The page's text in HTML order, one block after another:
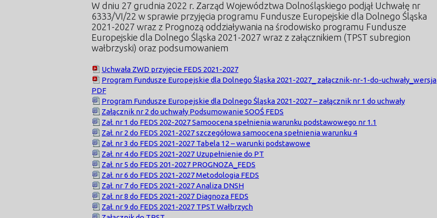
W dniu 27 grudnia 2022 r. Zarząd Województwa Dolnośląskiego podjął Uchwałę nr
6333/VI/22 w sprawie przyjęcia programu Fundusze Europejskie dla Dolnego Śląska
2021-2027 wraz z Prognozą oddziaływania na środowisko programu Fundusze
Europejskie dla Dolnego Śląska 2021-2027 wraz z załącznikiem (TPST subregion
wałbrzyski) oraz podsumowaniem
Uchwała ZWD przyjęcie FEDS 2021-2027
Program Fundusze Europejskie dla Dolnego Śląska 2021-2027_ załącznik-nr-1-do-uchwały_wersja
PDF
Program Fundusze Europejskie dla Dolnego Śląska 2021-2027 – załącznik nr 1 do uchwały
Załącznik nr 2 do uchwały Podsumowanie SOOŚ FEDS
Zał. nr 1 do FEDS 202-2027 Samoocena spełnienia warunku podstawowego nr 1.1
Zał. nr 2 do FEDS 2021-2027 szczegółowa samoocena spełnienia warunku 4
Zał. nr 3 do FEDS 2021-2027 Tabela 12 – warunki podstawowe
Zał. nr 4 do FEDS 2021-2027 Uzupełnienie do PT
Zał. nr 5 do FEDS 201-2027 PROGNOZA_FEDS
Zał. nr 6 do FEDS 2021-2027 Metodologia FEDS
Zał. nr 7 do FEDS 2021-2027 Analiza DNSH
Zał. nr 8 do FEDS 2021-2027 Diagnoza FEDS
Zał. nr 9 do FEDS 2021-2027 TPST Wałbrzych